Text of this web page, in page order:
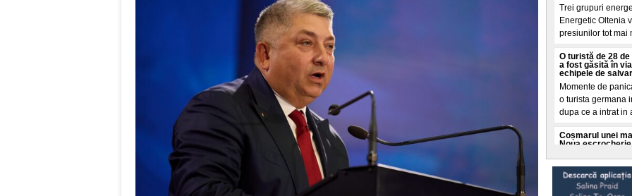
Trei grupuri
Energetic Oltenia
presiunilor tot mai
O turistă de 28
a fost găsită în
echipele de
Momente de
o turista germana
dupa ce a intrat in
Coșmarul unei
Noua
O femeie din
coșmar crezand
moarte. Totul a